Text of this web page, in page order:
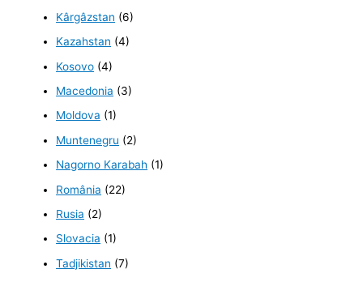
Kârgâzstan (6)
Kazahstan (4)
Kosovo (4)
Macedonia (3)
Moldova (1)
Muntenegru (2)
Nagorno Karabah (1)
România (22)
Rusia (2)
Slovacia (1)
Tadjikistan (7)